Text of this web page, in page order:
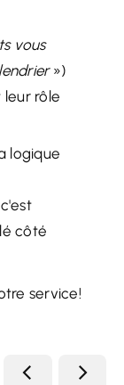
vous
»)
leur rôle
logique
côté
service!